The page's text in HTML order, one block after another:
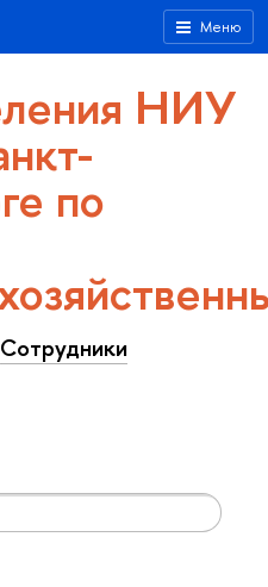
Меню
НИУ
по
Сотрудники